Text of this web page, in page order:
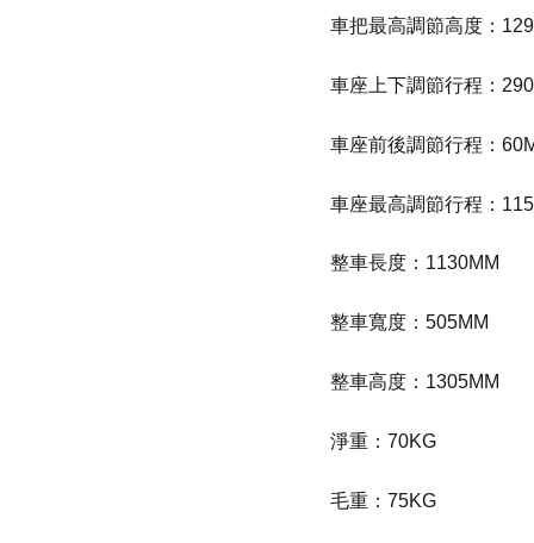
車把最高調節高度：
車座上下調節行程：
車座前後調節行程：
車座最高調節行程：
整車長度：1130MM
整車寬度：505MM
整車高度：1305MM
淨重：70KG
毛重：75KG